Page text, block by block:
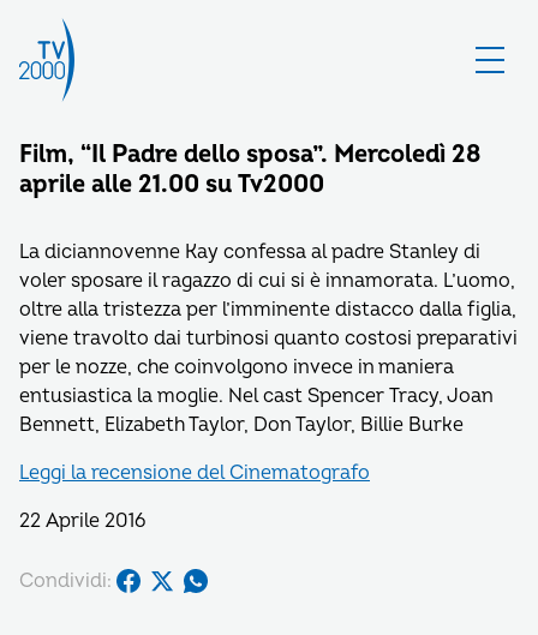
Film, “Il Padre dello sposa”. Mercoledì 28
aprile alle 21.00 su Tv2000
La diciannovenne Kay confessa al padre Stanley di
voler sposare il ragazzo di cui si è innamorata. L’uomo,
oltre alla tristezza per l’imminente distacco dalla figlia,
viene travolto dai turbinosi quanto costosi preparativi
per le nozze, che coinvolgono invece in maniera
entusiastica la moglie. Nel cast Spencer Tracy, Joan
Bennett, Elizabeth Taylor, Don Taylor, Billie Burke
Leggi la recensione del Cinematografo
22 Aprile 2016
Condividi: